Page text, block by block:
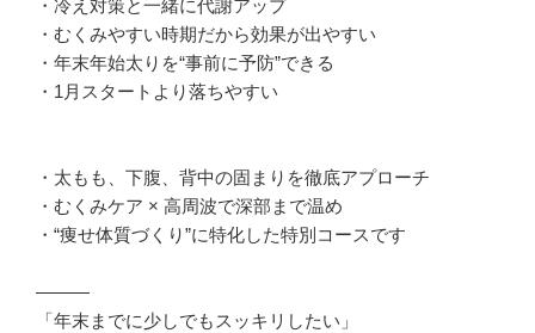
・冷え対策と一緒に代謝アップ
・むくみやすい時期だから効果が出やすい
・年末年始太りを“事前に予防”できる
・1月スタートより落ちやすい
・太もも、下腹、背中の固まりを徹底アプローチ
・むくみケア × 高周波で深部まで温め
・“痩せ体質づくり”に特化した特別コースです
———
「年末までに少しでもスッキリしたい」